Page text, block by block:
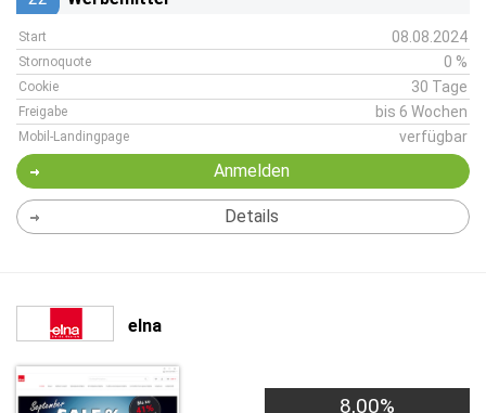
Start 08.08.2024
Stornoquote 0 %
Cookie 30 Tage
Freigabe bis 6 Wochen
Mobil-Landingpage verfügbar
Anmelden
Details
elna
8,00%